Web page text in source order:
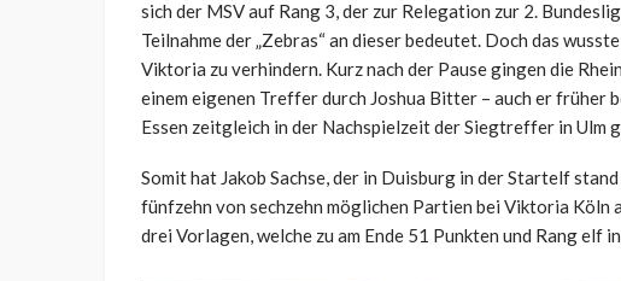
sich der MSV auf Rang 3, der zur Relegation zur 2.
Teilnahme der „Zebras“ an dieser bedeutet. Doch das
Viktoria zu verhindern. Kurz nach der Pause gingen die
einem eigenen Treffer durch Joshua Bitter – auch er früher
Essen zeitgleich in der Nachspielzeit der Siegtreffer in Ulm
Somit hat Jakob Sachse, der in Duisburg in der Startelf
fünfzehn von sechzehn möglichen Partien bei Viktoria Köln
drei Vorlagen, welche zu am Ende 51 Punkten und Rang elf